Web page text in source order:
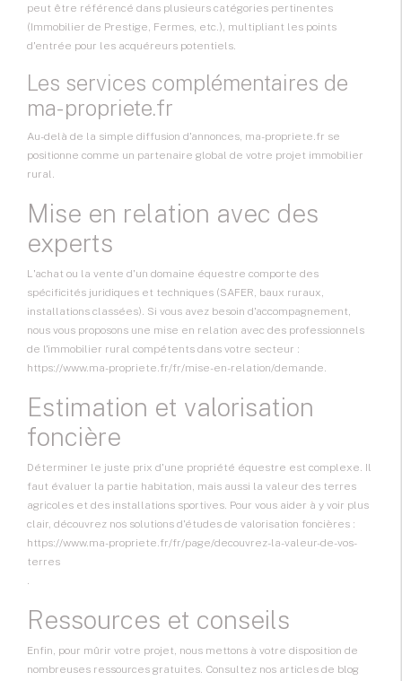
peut être référencé dans plusieurs catégories pertinentes
(Immobilier de Prestige, Fermes, etc.), multipliant les points
d'entrée pour les acquéreurs potentiels.
Les services complémentaires de
ma-propriete.fr
Au-delà de la simple diffusion d'annonces, ma-propriete.fr se
positionne comme un partenaire global de votre projet immobilier
rural.
Mise en relation avec des
experts
L'achat ou la vente d'un domaine équestre comporte des
spécificités juridiques et techniques (SAFER, baux ruraux,
installations classées). Si vous avez besoin d'accompagnement,
nous vous proposons une mise en relation avec des professionnels
de l'immobilier rural compétents dans votre secteur :
https://www.ma-propriete.fr/fr/mise-en-relation/demande.
Estimation et valorisation
foncière
Déterminer le juste prix d'une propriété équestre est complexe. Il
faut évaluer la partie habitation, mais aussi la valeur des terres
agricoles et des installations sportives. Pour vous aider à y voir plus
clair, découvrez nos solutions d'études de valorisation foncières :
https://www.ma-propriete.fr/fr/page/decouvrez-la-valeur-de-vos-
terres
.
Ressources et conseils
Enfin, pour mûrir votre projet, nous mettons à votre disposition de
nombreuses ressources gratuites. Consultez nos articles de blog